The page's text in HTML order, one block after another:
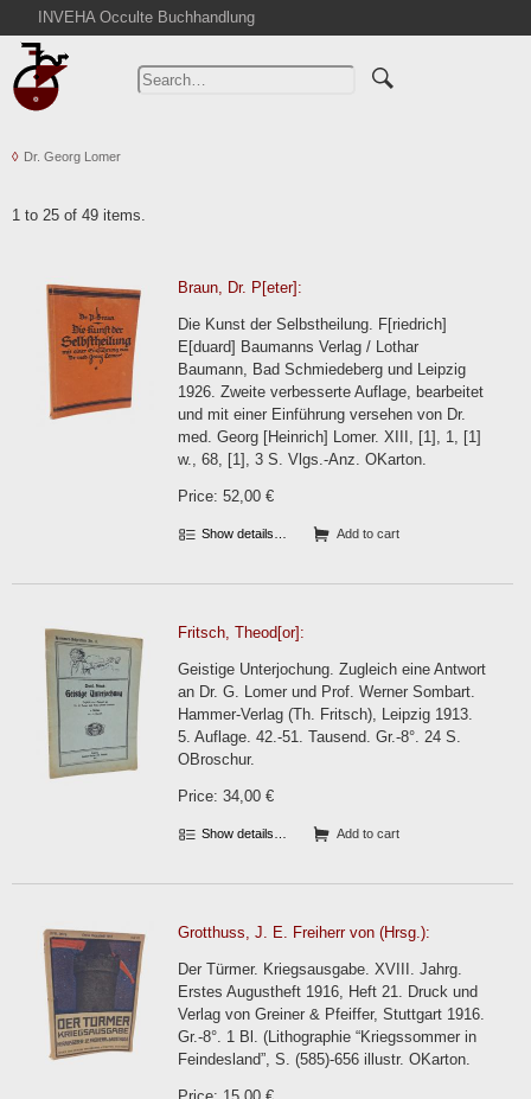
INVEHA Occulte Buchhandlung
Home
Advanced Search
Cart
Contact
Terms
Privacy Policy
Dr. Georg Lomer
1 to 25 of 49 items.
Braun, Dr. P[eter]:
Die Kunst der Selbstheilung. F[riedrich]
E[duard] Baumanns Verlag / Lothar
Baumann, Bad Schmiedeberg und Leipzig
1926. Zweite verbesserte Auflage, bearbeitet
und mit einer Einführung versehen von Dr.
med. Georg [Heinrich] Lomer. XIII, [1], 1, [1]
w., 68, [1], 3 S. Vlgs.-Anz. OKarton.
Price: 52,00 €
Show details… Add to cart
Fritsch, Theod[or]:
Geistige Unterjochung. Zugleich eine Antwort
an Dr. G. Lomer und Prof. Werner Sombart.
Hammer-Verlag (Th. Fritsch), Leipzig 1913.
5. Auflage. 42.-51. Tausend. Gr.-8°. 24 S.
OBroschur.
Price: 34,00 €
Show details… Add to cart
Grotthuss, J. E. Freiherr von (Hrsg.):
Der Türmer. Kriegsausgabe. XVIII. Jahrg.
Erstes Augustheft 1916, Heft 21. Druck und
Verlag von Greiner & Pfeiffer, Stuttgart 1916.
Gr.-8°. 1 Bl. (Lithographie “Kriegssommer in
Feindesland”, S. (585)-656 illustr. OKarton.